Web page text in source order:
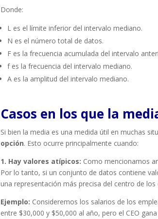
Donde:
L es el límite inferior del intervalo mediano.
N es el número total de datos.
F es la frecuencia acumulada del intervalo
f es la frecuencia del intervalo mediano.
A es la amplitud del intervalo mediano.
Casos en los que la
Si bien la media es una medida útil en muchas
opción. Esto ocurre principalmente cuando:
1. Hay valores atípicos: Como mencionamos
Por lo tanto, si un conjunto de datos contiene
una representación más precisa del centro de
Ejemplo: Consideremos los salarios de los
entre $30,000 y $50,000 al año, pero el CEO